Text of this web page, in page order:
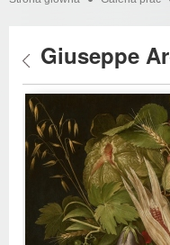
Giuseppe